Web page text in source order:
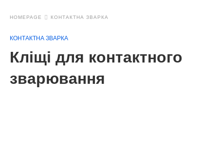
HOMEPAGE КОНТАКТНА ЗВАРКА
КОНТАКТНА ЗВАРКА
Кліщі для контактного
зварювання